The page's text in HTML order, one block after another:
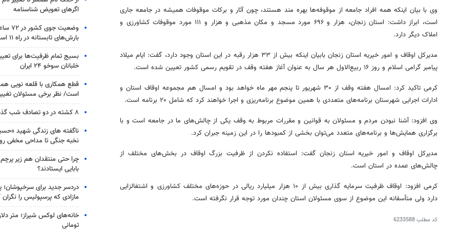
وی با بیان اینکه همه افراد جامعه از موقوفه‌ها بهره مند هستند، چون آثار و برکات موقوفات همیشه در جامعه جاری
است، ابراز داشت: استان زنجان، هزار و ۶۹۶ مورد مسجد و مکان مذهبی و هزار و ۱۱۱ مورد موقوفات کشاورزی و
املاک دیگر دارد.
مدیرکل اوقاف و امور خیریه استان زنجان بابیان اینکه بیش از ۳۳ هزار
رقبه در این استان وجود دارد، گفت: ایام میلاد
پیامبر گرامی اسلام و روز ۱۶ ربیع‌الاول هر سال به عنوان آغاز هفته وقف در تقویم رسمی کشور تعیین شده است.
کرمی تاکید کرد: امسال هفته وقف از ۳۰ شهریور تا پنجم مهر ماه خواهد بود و امسال هم مجموعه اوقاف استان و
ادارات اجرایی شهرستان برنامه‌های متعددی با همین موضوع برنامه‌ریزی و اجرا خواهند کرد که شامل ۲۰ برنامه است.
وی افزود: آشنا نبودن مردم و مسئولان به قوانین و مقررات مربوط به وقف یکی از چالش‌های ما در جامعه است و با
برگزاری همایش‌ها و برنامه‌های متعدد می‌توان بخشی از کمبودها را در این زمینه جبران کرد.
مدیرکل اوقاف و امور خیریه استان زنجان گفت: استفاده نکردن از ظرفیت بزرگ اوقاف در بخش‌های مختلف از
چالش‌های عمده در استان است.
کرمی افزود: اوقاف ظرفیت سرمایه گذاری بیش از ۱۰ هزار میلیارد ریالی در حوزه‌های مختلف کشاورزی و اشتغالزایی
دارد ولی متأسفانه این موضوع از سوی مسئولان استان چندان مورد توجه قرار نگرفته است.
کد مطلب6233588
اگرهای تعویض شناسنامه
وضعیت
بارش‌های تابستانه در راه ۱۱ استان
بسیج تمام ظرفیت‌ها برای
خلبانان سوخو ۲۴ ایران
قطع همکاری با قلعه نویی
است/ نظر برخی مسئولان
۸ کشته در دو تصادف شب گذشته
ناگفته های زندگی شهید
نخبه جنگی تا مداحی مخفی
چرا حتی منتقدان هم زیر
بابایی ایستادند؟
دردسر جدید برای سرخپوشان؛
مازادی که پرسپولیس را نگران
خانه‌های لوکس شیراز؛ متر
تومانی